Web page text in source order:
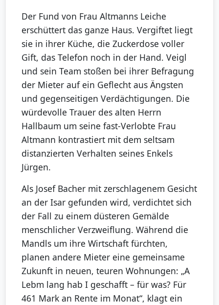
Der Fund von Frau Altmanns Leiche
erschüttert das ganze Haus. Vergiftet liegt
sie in ihrer Küche, die Zuckerdose voller
Gift, das Telefon noch in der Hand. Veigl
und sein Team stoßen bei ihrer Befragung
der Mieter auf ein Geflecht aus Ängsten
und gegenseitigen Verdächtigungen. Die
würdevolle Trauer des alten Herrn
Hallbaum um seine fast-Verlobte Frau
Altmann kontrastiert mit dem seltsam
distanzierten Verhalten seines Enkels
Jürgen.
Als Josef Bacher mit zerschlagenem Gesicht
an der Isar gefunden wird, verdichtet sich
der Fall zu einem düsteren Gemälde
menschlicher Verzweiflung. Während die
Mandls um ihre Wirtschaft fürchten,
planen andere Mieter eine gemeinsame
Zukunft in neuen, teuren Wohnungen: „A
Lebm lang hab I geschafft – für was? Für
461 Mark an Rente im Monat“, klagt ein